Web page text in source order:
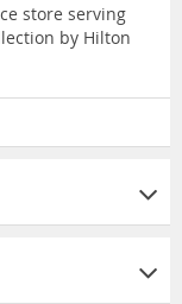
store serving
by Hilton